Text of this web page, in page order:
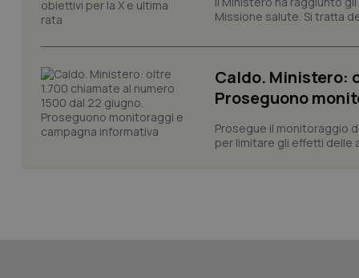
Missione salute. Si tratta
Caldo. Ministero:
Proseguono
Prosegue il monitoraggio
per limitare gli effetti delle
tracking-sites-
tracking-enable
tracking-sites-
session-id